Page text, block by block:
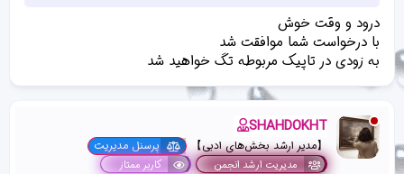
درخواست تگ..
درود و وقت خوش
با درخواست شما موافقت شد
به زودی در تاپیک مربوطه تگ خواهید شد
SHAHDOKHT
【مدیر ارشد بخش‌های ادبی】 پرسنل مدیریت
مدیریت ارشد انجمن کاربر ممتاز